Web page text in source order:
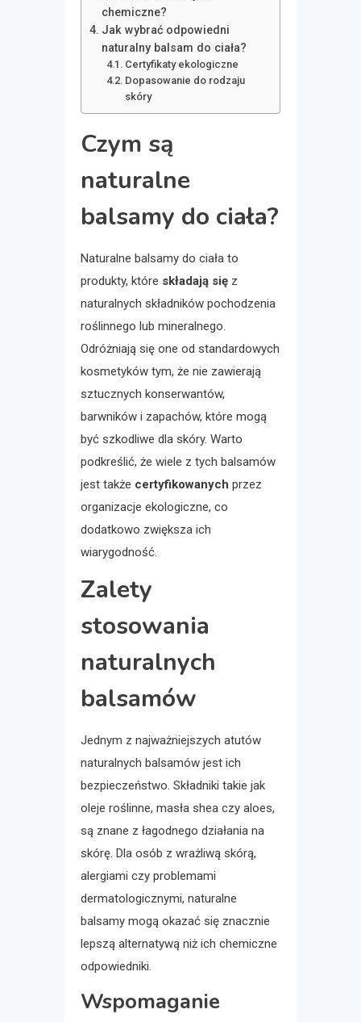
chemiczne?
Jak wybrać odpowiedni
naturalny balsam do ciała?
Certyfikaty ekologiczne
Dopasowanie do rodzaju
skóry
Czym są
naturalne
balsamy do ciała?
Naturalne balsamy do ciała to
produkty, które składają się z
naturalnych składników pochodzenia
roślinnego lub mineralnego.
Odróżniają się one od standardowych
kosmetyków tym, że nie zawierają
sztucznych konserwantów,
barwników i zapachów, które mogą
być szkodliwe dla skóry. Warto
podkreślić, że wiele z tych balsamów
jest także certyfikowanych przez
organizacje ekologiczne, co
dodatkowo zwiększa ich
wiarygodność.
Zalety
stosowania
naturalnych
balsamów
Jednym z najważniejszych atutów
naturalnych balsamów jest ich
bezpieczeństwo. Składniki takie jak
oleje roślinne, masła shea czy aloes,
są znane z łagodnego działania na
skórę. Dla osób z wrażliwą skórą,
alergiami czy problemami
dermatologicznymi, naturalne
balsamy mogą okazać się znacznie
lepszą alternatywą niż ich chemiczne
odpowiedniki.
Wspomaganie